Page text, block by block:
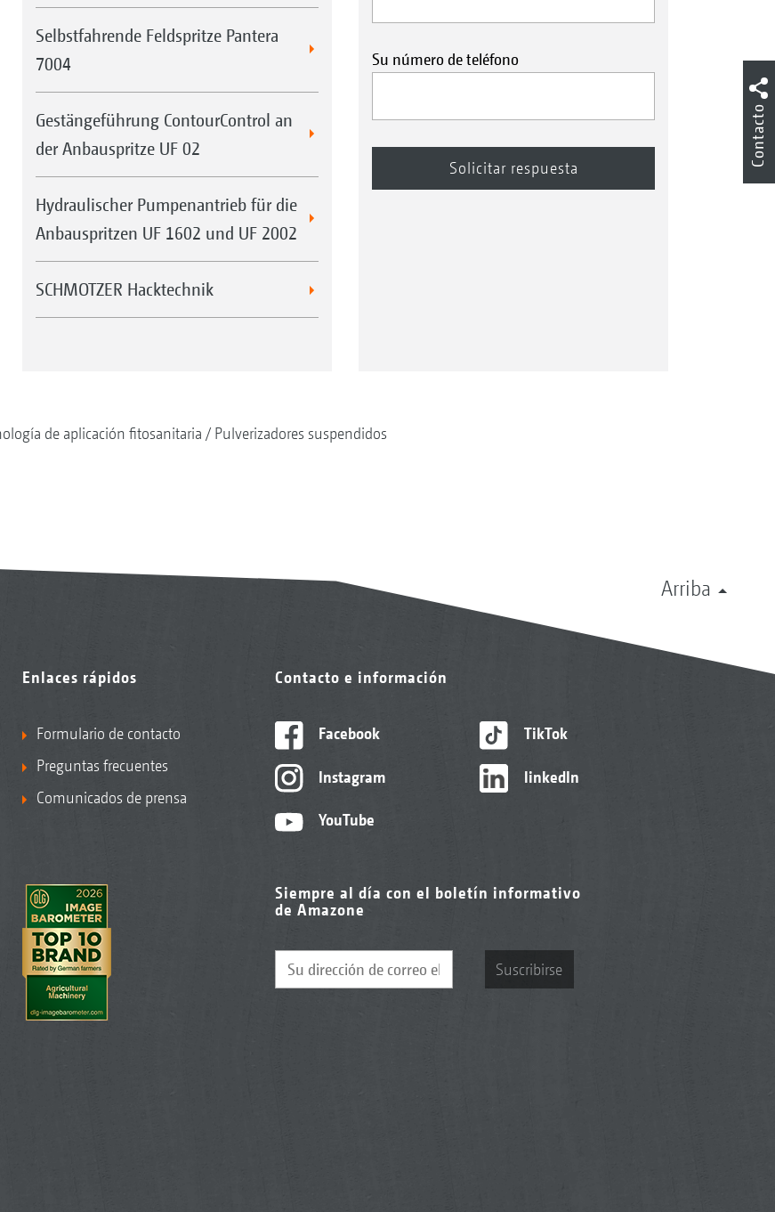
Selbstfahrende Feldspritze Pantera
7004
Gestängeführung ContourControl an
der Anbauspritze UF 02
Hydraulischer Pumpenantrieb für die
Anbauspritzen UF 1602 und UF 2002
SCHMOTZER Hacktechnik
Su número de teléfono
de aplicación fitosanitaria Pulverizadores suspendidos
Arriba
Enlaces rápidos
Formulario de contacto
Preguntas frecuentes
Comunicados de prensa
Contacto e información
Facebook
Instagram
YouTube
TikTok
linkedIn
Siempre al día con el boletín informativo
de Amazone
Suscribirse
Contacto